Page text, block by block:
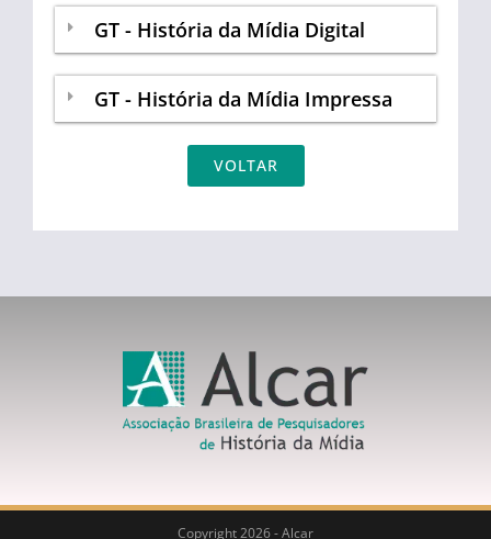
GT - História da Mídia Digital
GT - História da Mídia Impressa
VOLTAR
Copyright 2026 - Alcar